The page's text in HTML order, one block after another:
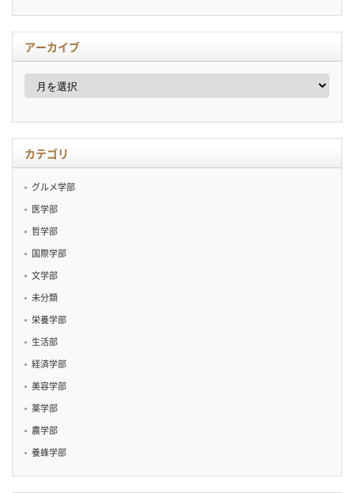
アーカイブ
ア
イ
カテゴリ
グルメ学部
医学部
哲学部
国際学部
文学部
未分類
栄養学部
生活部
経済学部
美容学部
薬学部
農学部
養蜂学部